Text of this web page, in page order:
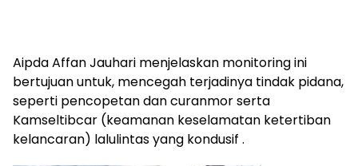
Aipda Affan Jauhari menjelaskan monitoring ini
bertujuan untuk, mencegah terjadinya tindak pidana,
seperti pencopetan dan curanmor serta
Kamseltibcar (keamanan keselamatan ketertiban
kelancaran) lalulintas yang kondusif .